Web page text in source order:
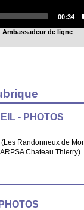
00:34
Ambassadeur de ligne
- PHOTOS
Randonneux de
Chateau Thierry).